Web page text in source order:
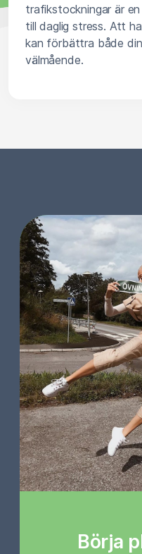
trafikstockningar är
till daglig stress. Att
kan förbättra både
välmående.
Börja